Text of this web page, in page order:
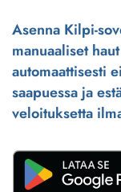
Asenna Kilpi-
manuaaliset
automaattisesti
saapuessa ja
veloituksetta